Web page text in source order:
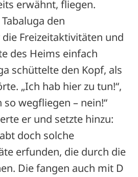
erwähnt, fliegen.
den
Freizeitaktivitäten und
des Heims einfach
schüttelte den Kopf, als
„Ich hab hier zu tun!“,
so wegfliegen – nein!“
er und setzte hinzu:
doch solche
erfunden, die durch die
Die fangen auch mit D